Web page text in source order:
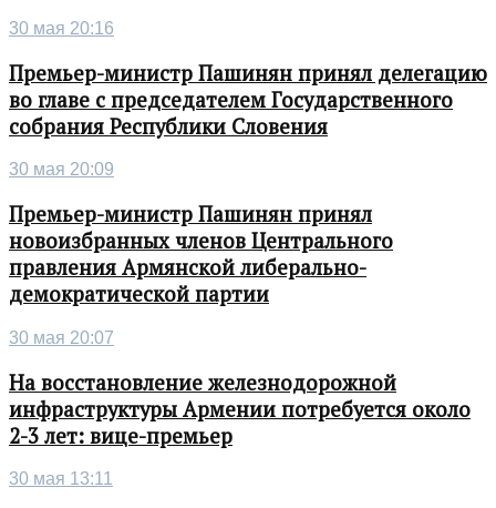
30 мая 20:16
Премьер-министр Пашинян принял делегацию
во главе с председателем Государственного
собрания Республики Словения
30 мая 20:09
Премьер-министр Пашинян принял
новоизбранных членов Центрального
правления Армянской либерально-
демократической партии
30 мая 20:07
На восстановление железнодорожной
инфраструктуры Армении потребуется около
2-3 лет: вице-премьер
30 мая 13:11